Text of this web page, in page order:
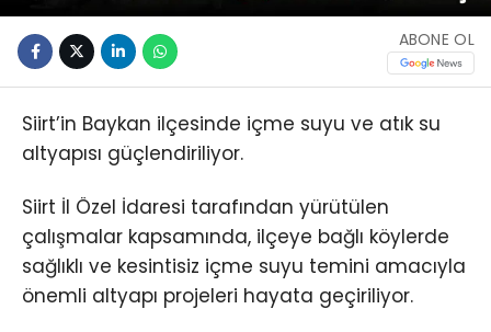
ABONE OL
Siirt’in Baykan ilçesinde içme suyu ve atık su
altyapısı güçlendiriliyor.
Siirt İl Özel İdaresi tarafından yürütülen
çalışmalar kapsamında, ilçeye bağlı köylerde
sağlıklı ve kesintisiz içme suyu temini amacıyla
önemli altyapı projeleri hayata geçiriliyor.